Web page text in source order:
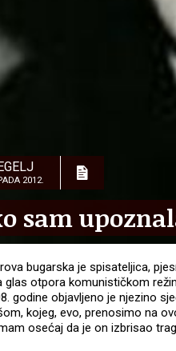
2012.
sam
bugarska je spisateljica,
glas otpora komunističkom
godine objavljeno je njezino
kojeg, evo, prenosimo na
osećaj da je on izbrisao